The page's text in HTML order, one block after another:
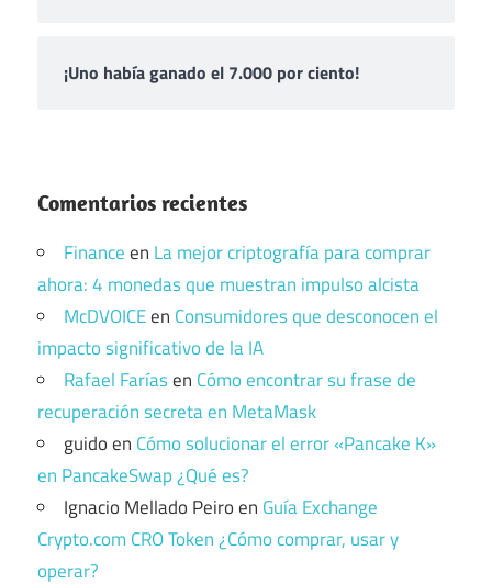
¡Uno había ganado el 7.000 por ciento!
Comentarios recientes
Financeen La mejor criptografía para comprar
ahora: 4 monedas que muestran impulso alcista
McDVOICEen Consumidores que desconocen el
impacto significativo de la IA
Rafael Faríasen Cómo encontrar su frase de
recuperación secreta en MetaMask
guidoen Cómo solucionar el error «Pancake K»
en PancakeSwap ¿Qué es?
Ignacio Mellado Peiroen Guía Exchange
Crypto.com CRO Token ¿Cómo comprar, usar y
operar?